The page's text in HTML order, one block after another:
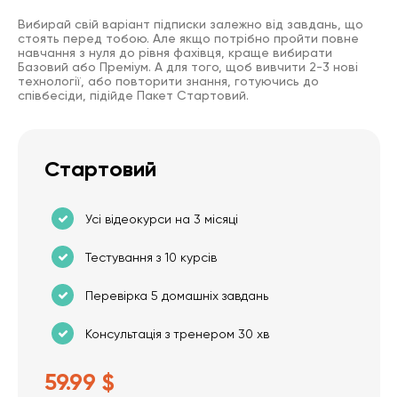
Вибирай свій варіант підписки залежно від завдань, що
стоять перед тобою. Але якщо потрібно пройти повне
навчання з нуля до рівня фахівця, краще вибирати
Базовий або Преміум. А для того, щоб вивчити 2-3 нові
технології, або повторити знання, готуючись до
співбесіди, підійде Пакет Стартовий.
Стартовий
Усі відеокурси на 3 місяці
Тестування з 10 курсів
Перевірка 5 домашніх завдань
Консультація з тренером 30 хв
59.99 $